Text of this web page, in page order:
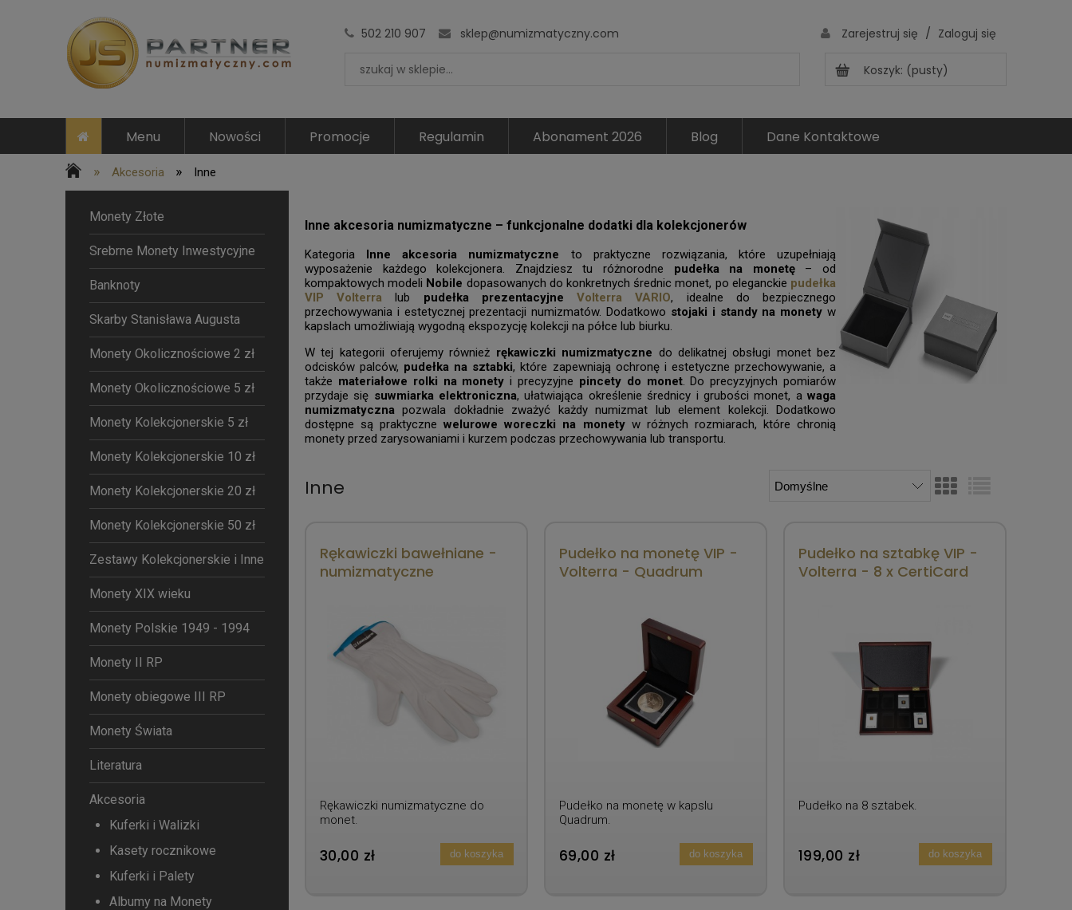
502 210 907 sklep@numizmatyczny.com Zarejestruj się / Zaloguj się
Koszyk: (pusty)
Menu Nowości Promocje Regulamin Abonament 2026 Blog Dane Kontaktowe
» Akcesoria » Inne
Monety Złote
Srebrne Monety Inwestycyjne
Banknoty
Skarby Stanisława Augusta
Monety Okolicznościowe 2 zł
Monety Okolicznościowe 5 zł
Monety Kolekcjonerskie 5 zł
Monety Kolekcjonerskie 10 zł
Monety Kolekcjonerskie 20 zł
Monety Kolekcjonerskie 50 zł
Zestawy Kolekcjonerskie i Inne
Monety XIX wieku
Monety Polskie 1949 - 1994
Monety II RP
Monety obiegowe III RP
Monety Świata
Literatura
Akcesoria
Kuferki i Walizki
Kasety rocznikowe
Kuferki i Palety
Albumy na Monety
Inne akcesoria numizmatyczne – funkcjonalne dodatki dla kolekcjonerów
Kategoria Inne akcesoria numizmatyczne to praktyczne rozwiązania, które uzupełniają
wyposażenie każdego kolekcjonera. Znajdziesz tu różnorodne pudełka na monetę– od
kompaktowych modeli Nobile dopasowanych do konkretnych średnic monet, po eleganckie pudełka
VIP Volterra lub pudełka prezentacyjneVolterra VARIO, idealne do bezpiecznego
przechowywania i estetycznej prezentacji numizmatów. Dodatkowo stojaki i standy na monety w
kapslach umożliwiają wygodną ekspozycję kolekcji na półce lub biurku.
W tej kategorii oferujemy również rękawiczki numizmatyczne do delikatnej obsługi monet bez
odcisków palców, pudełka na sztabki, które zapewniają ochronę i estetyczne przechowywanie, a
także materiałowe rolki na monety i precyzyjne pincety do monet. Do precyzyjnych pomiarów
przydaje się suwmiarka elektroniczna, ułatwiająca określenie średnicy i grubości monet, awaga
numizmatyczna pozwala dokładnie zważyć każdy numizmat lub element kolekcji. Dodatkowo
dostępne są praktycznewelurowe woreczki na monetyw różnych rozmiarach, które chronią
monety przed zarysowaniami i kurzem podczas przechowywania lub transportu.
Inne
Rękawiczki bawełniane -
numizmatyczne
Rękawiczki numizmatyczne do
monet.
30,00 zł do koszyka
Pudełko na monetę VIP -
Volterra - Quadrum
Pudełko na monetę w kapslu
Quadrum.
69,00 zł do koszyka
Pudełko na sztabkę VIP -
Volterra - 8 x CertiCard
Pudełko na 8 sztabek.
199,00 zł do koszyka